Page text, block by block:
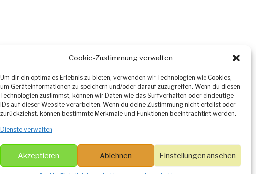
Cookie-Zustimmung verwalten
Um dir ein optimales Erlebnis zu bieten, verwenden wir Technologien wie Cookies,
um Geräteinformationen zu speichern und/oder darauf zuzugreifen. Wenn du diesen
Technologien zustimmst, können wir Daten wie das Surfverhalten oder eindeutige
IDs auf dieser Website verarbeiten. Wenn du deine Zustimmung nicht erteilst oder
zurückziehst, können bestimmte Merkmale und Funktionen beeinträchtigt werden.
Dienste verwalten
Akzeptieren Ablehnen Einstellungen ansehen